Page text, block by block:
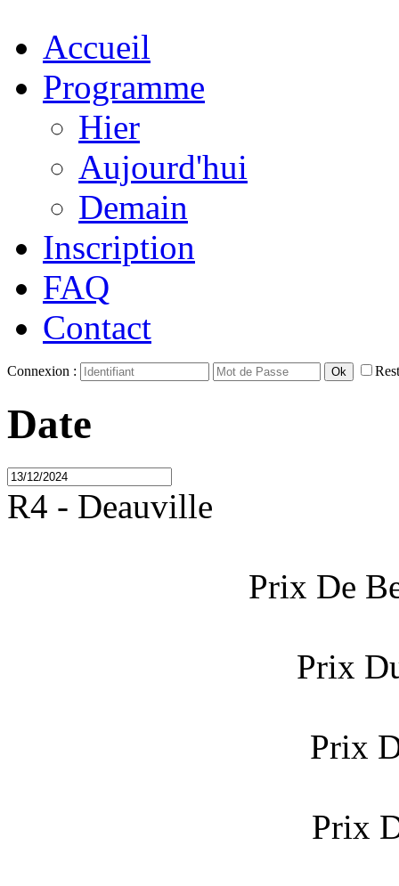
Accueil
Programme
Hier
Aujourd'hui
Demain
Inscription
FAQ
Contact
Connexion :
Date
R4 - Deauville
Prix De
Prix
Prix
Prix